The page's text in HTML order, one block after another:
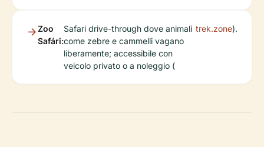
Zoo
Safári:
Safari drive-through dove animali
come zebre e cammelli vagano
liberamente; accessibile con
veicolo privato o a noleggio (
trek.zone).